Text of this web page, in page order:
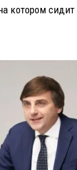
котором сидит